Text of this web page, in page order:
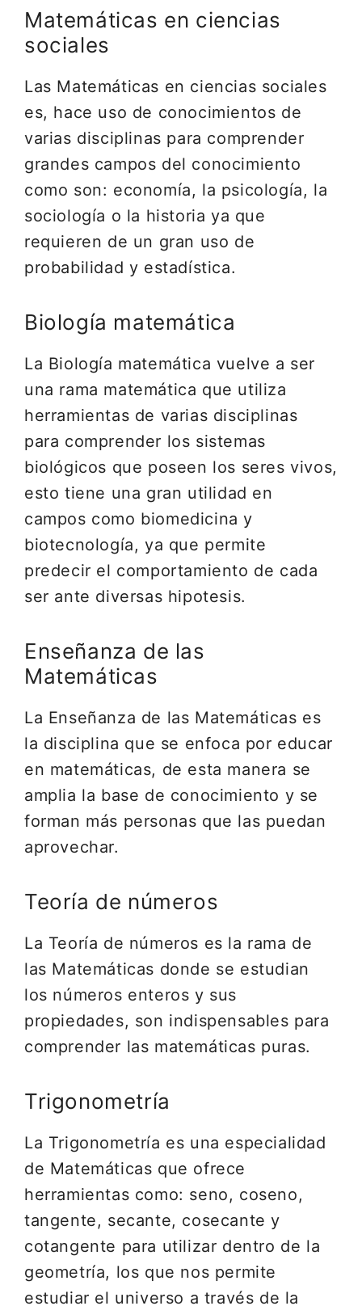
Matemáticas en ciencias
sociales
Las Matemáticas en ciencias sociales
es, hace uso de conocimientos de
varias disciplinas para comprender
grandes campos del conocimiento
como son: economía, la psicología, la
sociología o la historia ya que
requieren de un gran uso de
probabilidad y estadística.
Biología matemática
La Biología matemática vuelve a ser
una rama matemática que utiliza
herramientas de varias disciplinas
para comprender los sistemas
biológicos que poseen los seres vivos,
esto tiene una gran utilidad en
campos como biomedicina y
biotecnología, ya que permite
predecir el comportamiento de cada
ser ante diversas hipotesis.
Enseñanza de las
Matemáticas
La Enseñanza de las Matemáticas es
la disciplina que se enfoca por educar
en matemáticas, de esta manera se
amplia la base de conocimiento y se
forman más personas que las puedan
aprovechar.
Teoría de números
La Teoría de números es la rama de
las Matemáticas donde se estudian
los números enteros y sus
propiedades, son indispensables para
comprender las matemáticas puras.
Trigonometría
La Trigonometría es una especialidad
de Matemáticas que ofrece
herramientas como: seno, coseno,
tangente, secante, cosecante y
cotangente para utilizar dentro de la
geometría, los que nos permite
estudiar el universo a través de la